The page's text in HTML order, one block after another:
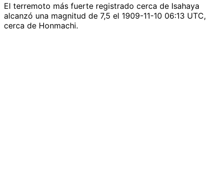
El terremoto más fuerte registrado cerca de Isahaya
alcanzó una magnitud de 7,5 el 1909-11-10 06:13 UTC,
cerca de Honmachi.